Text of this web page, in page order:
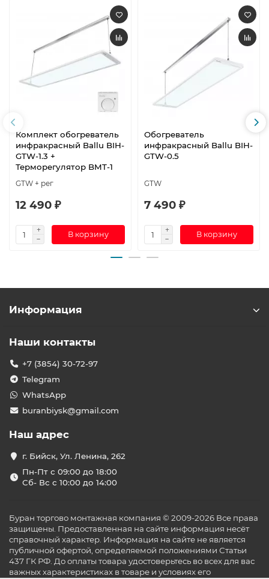
Комплект обогреватель
инфракрасный Ballu BIH-
GTW-1.3 +
Терморегулятор BMT-1
GTW + рег
12 490 ₽
В корзину
Обогреватель
инфракрасный Ballu BIH-
GTW-0.5
GTW
7 490 ₽
В корзину
Информация
Наши контакты
+7 (3854) 30-72-97
Telegram
WhatsApp
buranbiysk@gmail.com
Наш адрес
г. Бийск, Ул. Ленина, 262
Пн-Пт с 09:00 до 18:00
Сб- Вс с 10:00 до 14:00
Буран торгово монтажная компания © 2009-2026 Все права
защищены. Предоставленная на сайте информация несёт
справочный характер. Информация на сайте не является
публичной офертой, определяемой положениями Статьи
437 ГК РФ. До оплаты товара удостоверьтесь во всех для вас
важных характеристиках в товаре и условиях его